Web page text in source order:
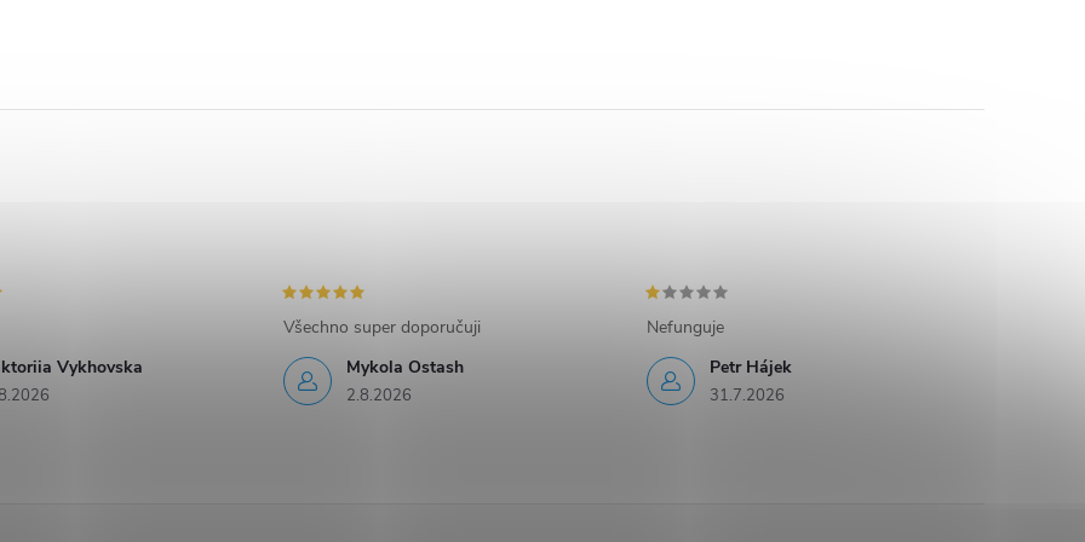
Vykhovska
Mykola Ostash
2.8.2026
Všechno super doporučuji
Petr Hájek
31.7.2026
Nefunguje